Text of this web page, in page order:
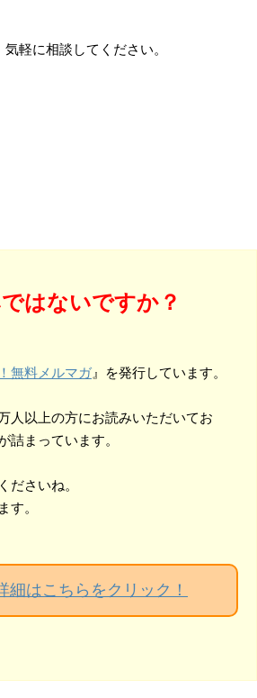
軽に相談してください。
はないですか？
無料メルマガ 』を発行しています。
人以上の方にお読みいただいてお
詰まっています。
ださいね。
す。
はこちらをクリック！